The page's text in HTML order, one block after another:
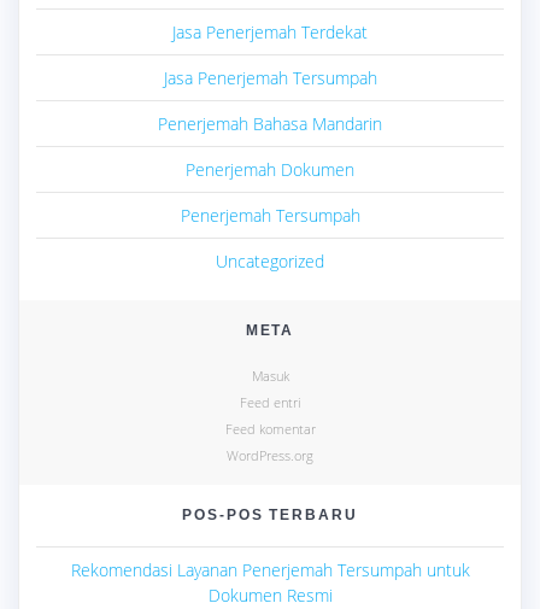
Jasa Penerjemah Terdekat
Jasa Penerjemah Tersumpah
Penerjemah Bahasa Mandarin
Penerjemah Dokumen
Penerjemah Tersumpah
Uncategorized
META
Masuk
Feed entri
Feed komentar
WordPress.org
POS-POS TERBARU
Rekomendasi Layanan Penerjemah Tersumpah untuk
Dokumen Resmi